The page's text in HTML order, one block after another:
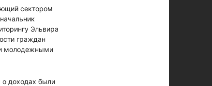
сектором
Эльвира
граждан
и молодежными
о доходах были